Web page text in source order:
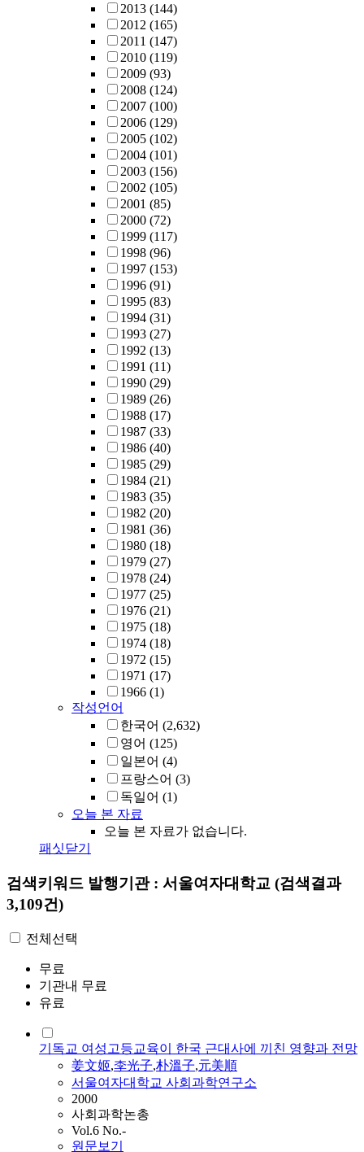
2013 (144)
2012 (165)
2011 (147)
2010 (119)
2009 (93)
2008 (124)
2007 (100)
2006 (129)
2005 (102)
2004 (101)
2003 (156)
2002 (105)
2001 (85)
2000 (72)
1999 (117)
1998 (96)
1997 (153)
1996 (91)
1995 (83)
1994 (31)
1993 (27)
1992 (13)
1991 (11)
1990 (29)
1989 (26)
1988 (17)
1987 (33)
1986 (40)
1985 (29)
1984 (21)
1983 (35)
1982 (20)
1981 (36)
1980 (18)
1979 (27)
1978 (24)
1977 (25)
1976 (21)
1975 (18)
1974 (18)
1972 (15)
1971 (17)
1966 (1)
작성언어
한국어 (2,632)
영어 (125)
일본어 (4)
프랑스어 (3)
독일어 (1)
오늘 본 자료
오늘 본 자료가 없습니다.
패싯닫기
검색키워드 발행기관 : 서울여자대학교 (검색결과
3,109건)
전체선택
무료
기관내 무료
유료
기독교 여성고등교육이 한국 근대사에 끼친 영향과 전망
姜文姬,李光子,朴溫子,元美順
서울여자대학교 사회과학연구소
2000
사회과학논총
Vol.6 No.-
원문보기